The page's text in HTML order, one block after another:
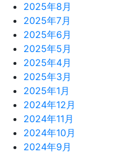
2025年8月
2025年7月
2025年6月
2025年5月
2025年4月
2025年3月
2025年1月
2024年12月
2024年11月
2024年10月
2024年9月